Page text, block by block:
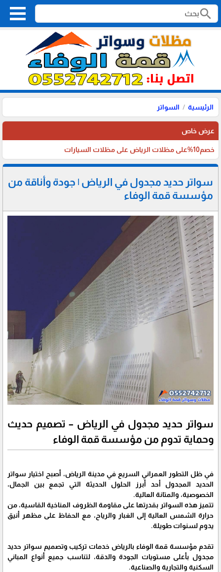
search
الرئيسية السواتر
عرض خاص
خصم10%على مظلات الرياض على مظلات السيارات
سواتر حديد مجدول في الرياض | جودة وأناقة من
مؤسسة قمة الوفاء
سواتر حديد مجدول في الرياض – تصميم حديث
وحماية تدوم من مؤسسة قمة الوفاء
في ظل التطور العمراني السريع في مدينة الرياض، أصبح اختيار سواتر
الحديد المجدول أحد أبرز الحلول الحديثة التي تجمع بين الجمال،
الخصوصية، والمتانة العالية.
تتميز هذه السواتر بقدرتها على مقاومة الظروف المناخية القاسية، من
حرارة الشمس العالية إلى الغبار والرياح، مع الحفاظ على مظهر أنيق
يدوم لسنوات طويلة.
تقدم مؤسسة قمة الوفاء بالرياض خدمات تركيب وتصميم سواتر حديد
مجدول بأعلى مستويات الجودة والدقة، لتناسب جميع أنواع المباني
السكنية والتجارية والصناعية.